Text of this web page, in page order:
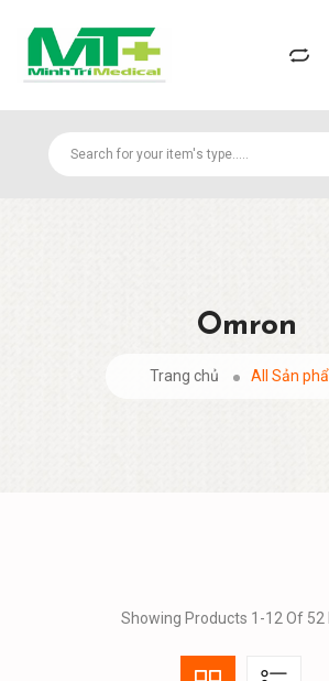
Omron
Trang chủ All Sản
Showing Products 1-12 Of 52